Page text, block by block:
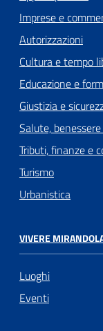
Imprese e
Autorizzazioni
Cultura e tempo
Educazione e
Giustizia e
Salute,
Tributi, finanze e
Turismo
Urbanistica
VIVERE
Luoghi
Eventi